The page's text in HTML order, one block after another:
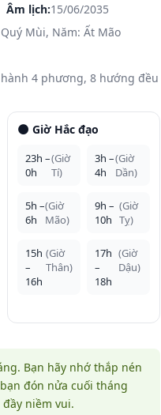
Âm lịch:15/06/2035
Mùi, Năm: Ất Mão
4 phương, 8 hướng đều
🌑 Giờ Hắc đạo
23h –
0h
(Giờ
Tí)
3h –
4h
(Giờ
Dần)
5h –
6h
(Giờ
Mão)
9h –
10h
(Giờ
Tỵ)
15h
–
16h
(Giờ
Thân)
17h
–
18h
(Giờ
Dậu)
Bạn hãy nhớ thắp nén
đón nửa cuối tháng
niềm vui.